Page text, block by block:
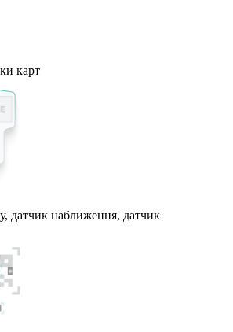
карт
датчик наближення, датчик